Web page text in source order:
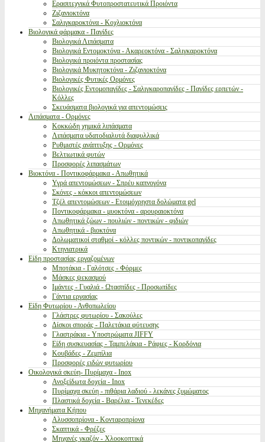
Ερασιτεχνικά Φυτοπροστατευτικά Προιόντα
Ζιζανιοκτόνα
Σαλιγκαροκτόνα - Κοχλιοκτόνα
Βιολογικά φάρμακα - Παγίδες
Βιολογικά Λιπάσματα
Βιολογικά Εντομοκτόνα - Ακαρεοκτόνα - Σαλιγκαροκτόνα
Βιολογικά προιόντα προστασίας
Βιολογικά Μυκητοκτόνα - Ζιζανιοκτόνα
Βιολογικές Φυτικές Ορμόνες
Βιολογικές Εντομοπαγίδες - Σαλιγκαροπαγίδες - Παγίδες ερπετών -
Κόλλες
Σκευάσματα βιολογικά για απεντομώσεις
Λιπάσματα - Ορμόνες
Κοκκώδη χημικά λιπάσματα
Λιπάσματα υδατοδιαλυτά διαφυλλικά
Ρυθμιστές ανάπτυξης - Ορμόνες
Βελτιωτικά φυτών
Προσφορές λιπασμάτων
Βιοκτόνα - Ποντικοφάρμακα - Απωθητικά
Υγρά απεντομώσεων - Σπρέυ καπνογόνα
Σκόνες - κόκκοι απεντομώσεων
Τζέλ απεντομώσεων - Ετοιμόχρηστα δολώματα gel
Ποντικοφάρμακα - μυοκτόνα - αρουραιοκτόνα
Απωθητικά ζώων - πουλιών - ποντικών - φιδιών
Απωθητικά - βιοκτόνα
Δολωματικοί σταθμοί - κόλλες ποντικών - ποντικοπαγίδες
Κτηνιατρικά
Είδη προστασίας εργαζομένων
Μποτάκια - Γαλότσες - Φόρμες
Μάσκες ψεκασμού
Ιμάντες - Γυαλιά - Ωτασπίδες - Προσωπίδες
Γάντια εργασίας
Είδη Φυτωρίου - Ανθοπωλείου
Γλάστρες φυτωρίου - Σακούλες
Δίσκοι σποράς - Παλετάκια φύτευσης
Γλαστράκια - Υποστρώματα JIFFY
Είδη συσκευασίας - Ταμπελάκια - Ράφιες - Κορδόνια
Κουβάδες - Ζεμπίλια
Προσφορές ειδών φυτωρίου
Οικολογικά σκεύη- Πυρίμαχα - Inox
Ανοξείδωτα δοχεία - Inox
Πυρίμαχα σκεύη - πιθάρια λαδιού - λεκάνες ζυμώματος
Πλαστικά δοχεία - Βαρέλια - Τενεκέδες
Μηχανήματα Κήπου
Αλυσσοπρίονα - Κονταροπρίονα
Σκαπτικά - Φρέζες
Μηχανές γκαζόν - Χλοοκοπτικά